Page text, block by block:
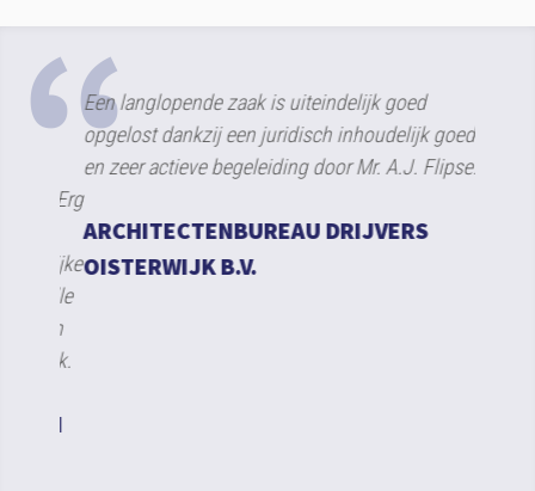
Een langlopende zaak is uiteindelijk goed
opgelost dankzij een juridisch inhoudelijk goede
en zeer actieve begeleiding door Mr. A.J. Flipse.
ARCHITECTENBUREAU DRIJVERS
OISTERWIJK B.V.